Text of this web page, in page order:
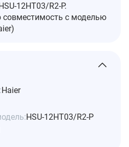
12HT03/R2-P.
совместимость с моделью
Haier
HSU-12HT03/R2-P